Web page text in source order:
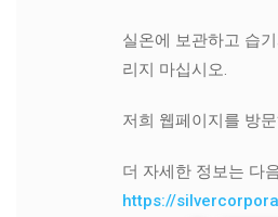
실온에 보관하고 습
리지 마십시오.
저희 웹페이지를 방문
더 자세한 정보는 다
https://